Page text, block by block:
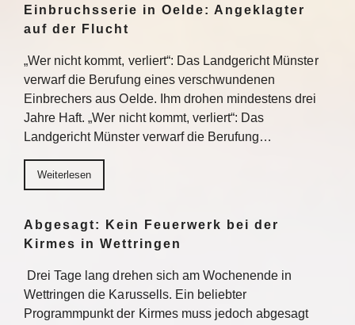
Einbruchsserie in Oelde: Angeklagter
auf der Flucht
„Wer nicht kommt, verliert“: Das Landgericht Münster
verwarf die Berufung eines verschwundenen
Einbrechers aus Oelde. Ihm drohen mindestens drei
Jahre Haft. „Wer nicht kommt, verliert“: Das
Landgericht Münster verwarf die Berufung…
Weiterlesen
Abgesagt: Kein Feuerwerk bei der
Kirmes in Wettringen
Drei Tage lang drehen sich am Wochenende in
Wettringen die Karussells. Ein beliebter
Programmpunkt der Kirmes muss jedoch abgesagt